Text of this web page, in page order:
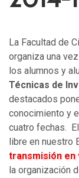
La Facultad de
organiza una
los alumnos y
Técnicas de
destacados
conocimiento y
cuatro fechas.
libre en nuestro
transmisión en
la organización